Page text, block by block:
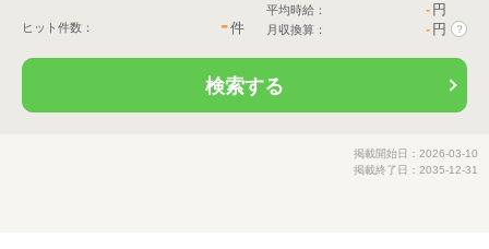
ヒット件数： -件
平均時給： - 円
月収換算： - 円 ?
検索する
掲載開始日：2026-03-10
掲載終了日：2035-12-31